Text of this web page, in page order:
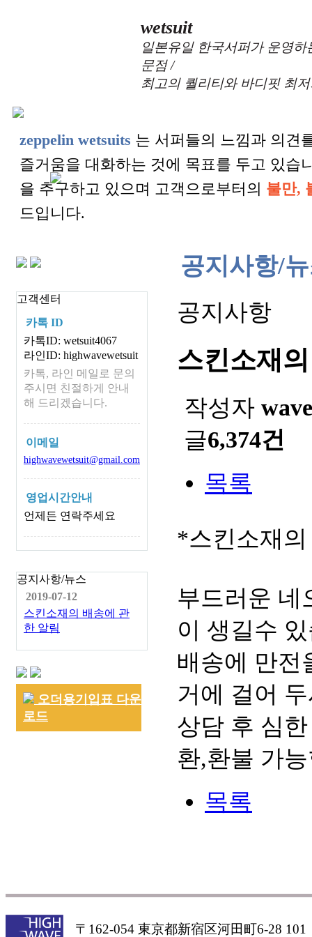
wetsuit
일본유일 한국서퍼가 운영
문점 /
최고의 퀄리티와 바디핏 최
zeppelin wetsuits 는 서퍼들의 느낌과 의견
즐거움을 대화하는 것에 목표를 두고 있
을 추구하고 있으며 고객으로부터의 불만,
드입니다.
고객센터
카톡 ID
카톡ID: wetsuit4067
라인ID: highwavewetsuit
카톡, 라인 메일로 문의
주시면 친절하게 안내
해 드리겠습니다.
이메일
highwavewetsuit@gmail.com
영업시간안내
언제든 연락주세요
공지사항/뉴스
2019-07-12
스킨소재의 배송에 관
한 알림
오더용기입표 다운
로드
공지사항/
공지사항
스킨소재
작성자 wave
글6,374건
목록
*스킨소재
부드러운 네
이 생길수
배송에 만전
거에 걸어
상담 후 심
환,환불 가
목록
〒162-054 東京都新宿区河田町6-28 101